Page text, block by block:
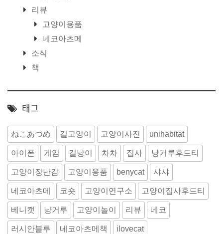
리뷰
고양이용품
네코아츠메
소식
책
태그
ねこあつめ 길고양이 고양이사진 unihabitat
아이폰 게임 길냥이 차차 집사 냥거루후드티
고양이장난감 고양이용품 benycat 샤샤
네코아츠메 코숏 고양이연구소 고양이집사후드티
베니캣 냥거루 고양이놀이 리뷰 네코
러시안블루 네코아츠메책 ilovecat